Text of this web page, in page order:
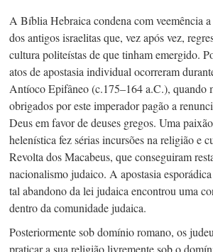
A Bíblia Hebraica condena com veemência a
dos antigos israelitas que, vez após vez,
cultura politeístas de que tinham emergido.
atos de apostasia individual ocorreram
Antíoco Epifâneo (c.175–164 a.C.), quando
obrigados por este imperador pagão a
Deus em favor de deuses gregos. Uma
helenística fez sérias incursões na religião e
Revolta dos Macabeus, que conseguiram
nacionalismo judaico. A apostasia
tal abandono da lei judaica encontrou uma
dentro da comunidade judaica.
Posteriormente sob domínio romano, os
praticar a sua religião livremente sob o